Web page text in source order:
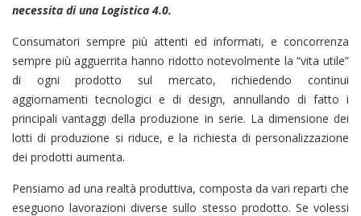
necessita di una Logistica 4.0.
Consumatori sempre più attenti ed informati, e concorrenza
sempre più agguerrita hanno ridotto notevolmente la “vita utile”
di ogni prodotto sul mercato, richiedendo continui
aggiornamenti tecnologici e di design, annullando di fatto i
principali vantaggi della produzione in serie. La dimensione dei
lotti di produzione si riduce, e la richiesta di personalizzazione
dei prodotti aumenta.
Pensiamo ad una realtà produttiva, composta da vari reparti che
eseguono lavorazioni diverse sullo stesso prodotto. Se volessi